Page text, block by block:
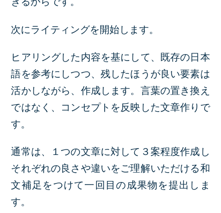
次にライティングを開始します。
ヒアリングした内容を基にして、既存の日本
語を参考にしつつ、残したほうが良い要素は
活かしながら、作成します。言葉の置き換え
ではなく、コンセプトを反映した文章作りで
す。
通常は、１つの文章に対して３案程度作成し
それぞれの良さや違いをご理解いただける和
文補足をつけて一回目の成果物を提出しま
す。